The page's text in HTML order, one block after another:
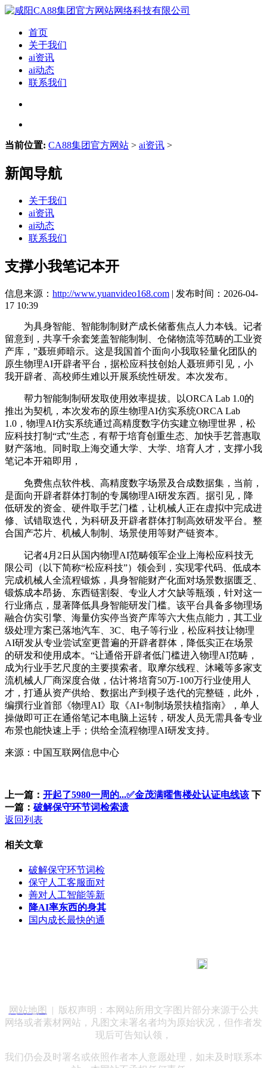
首页
关于我们
ai资讯
ai动态
联系我们
当前位置: CA88集团官方网站 > ai资讯 >
新闻导航
关于我们
ai资讯
ai动态
联系我们
支撑小我笔记本开
信息来源： http://www.yuanvideo168.com | 发布时间：2026-04-
17 10:39
为具身智能、智能制制财产成长储蓄焦点人力本钱。记者
留意到，共享千余套笼盖智能制制、仓储物流等范畴的工业资
产库，”聂班师暗示。这是我国首个面向小我取轻量化团队的
原生物理AI开辟者平台，据松应科技创始人聂班师引见，小
我开辟者、高校师生难以开展系统性研发。本次发布。
帮力智能制制研发取使用效率提拔。以ORCA Lab 1.0的
推出为契机，本次发布的原生物理AI仿实系统ORCA Lab
1.0，物理AI仿实系统通过高精度数字仿实建立物理世界，松
应科技打制“式”生态，有帮于培育创重生态、加快手艺普惠取
财产落地。同时取上海交通大学、大学、培育人才，支撑小我
笔记本开箱即用，
免费焦点软件栈、高精度数字场景及合成数据集，当前，
是面向开辟者群体打制的专属物理AI研发东西。据引见，降
低研发的资金、硬件取手艺门槛，让机械人正在虚拟中完成进
修、试错取迭代，为科研及开辟者群体打制高效研发平台。整
合国产芯片、机械人制制、场景使用等财产链资本。
记者4月2日从国内物理AI范畴领军企业上海松应科技无
限公司（以下简称“松应科技”）领会到，实现零代码、低成本
完成机械人全流程锻炼，具身智能财产化面对场景数据匮乏、
锻炼成本昂扬、东西链割裂、专业人才欠缺等瓶颈，针对这一
行业痛点，显著降低具身智能研发门槛。该平台具备多物理场
融合仿实引擎、海量仿实停当资产库等六大焦点能力，其工业
级处理方案已落地汽车、3C、电子等行业，松应科技让物理
AI研发从专业尝试室更普遍的开辟者群体，降低实正在场景
的研发和使用成本。“让通俗开辟者低门槛进入物理AI范畴，
成为行业手艺尺度的主要摸索者。取摩尔线程、沐曦等多家支
流机械人厂商深度合做，估计将培育50万-100万行业使用人
才，打通从资产供给、数据出产到模子迭代的完整链，此外，
编撰行业首部《物理AI》取《AI+制制场景扶植指南》，单人
操做即可正在通俗笔记本电脑上运转，研发人员无需具备专业
布景也能快速上手；供给全流程物理AI研发支持。
来源：中国互联网信息中心
上一篇： 开起了5980一周的...✅金茂满曜售楼处认证电线该 下
一篇： 破解保守环节词检索遗
返回列表
相关文章
破解保守环节词检
保守人工客服面对
善对人工智能等新
降AI率东西的身其
国内成长最快的通
网站地图
| 版权声明：本网站所用文字图片部分来源于公共
网络或者素材网站，凡图文未署名者均为原始状况，但作者发
现后可告知认领，
我们仍会及时署名或依照作者本人意愿处理，如未及时联系本